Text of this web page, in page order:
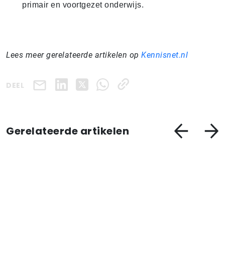
primair en voortgezet onderwijs.
Lees meer gerelateerde artikelen op Kennisnet.nl
DEEL
Gerelateerde artikelen